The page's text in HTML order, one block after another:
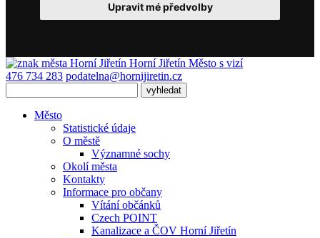
Upravit mé předvolby
Horní Jiřetín Město s vizí
476 734 283 podatelna@hornijiretin.cz
Město
Statistické údaje
O městě
Významné sochy
Okolí města
Kontakty
Informace pro občany
Vítání občánků
Czech POINT
Kanalizace a ČOV Horní Jiřetín